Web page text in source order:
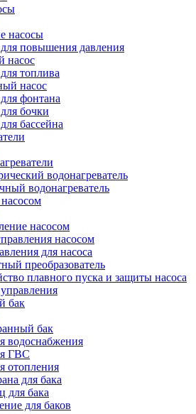
насосы
повышения давления
насос
топлива
насос
фонтана
бочки
бассейна
водонагреватель
водонагреватель
насосом
насосом
для насоса
преобразователь
плавного пуска и защиты насоса
бак
бак
водоснабжения
ГВС
отопления
для бака
для бака
для баков